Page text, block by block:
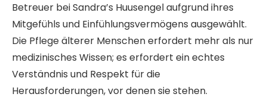
Betreuer bei Sandra’s Huusengel aufgrund ihres
Mitgefühls und Einfühlungsvermögens ausgewählt.
Die Pflege älterer Menschen erfordert mehr als nur
medizinisches Wissen; es erfordert ein echtes
Verständnis und Respekt für die
Herausforderungen, vor denen sie stehen.